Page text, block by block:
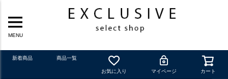
MENU
新着商品 商品一覧
お気に入り マイページ カート